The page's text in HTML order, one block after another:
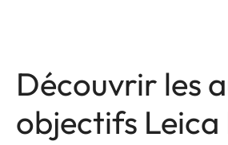
Découvrir les
objectifs Leica